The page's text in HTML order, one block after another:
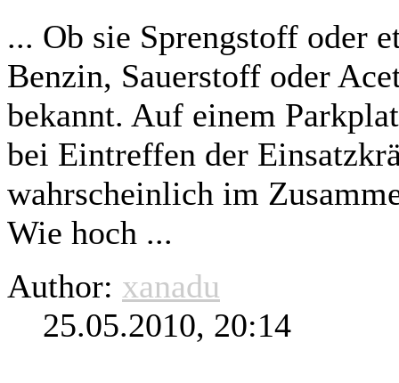
... Ob sie Sprengstoff oder
Benzin, Sauerstoff oder
bekannt. Auf einem
bei Eintreffen der
wahrscheinlich im
Wie hoch ...
Author: xanadu
25.05.2010, 20:14